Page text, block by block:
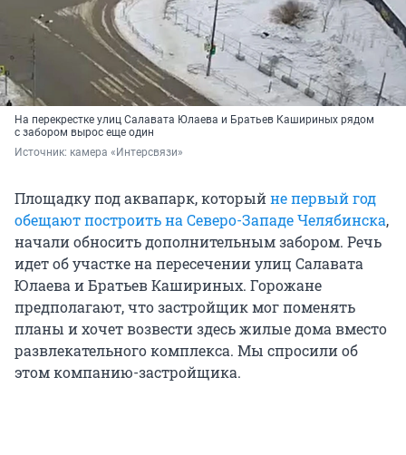
На перекрестке улиц Салавата Юлаева и Братьев Кашириных рядом
с забором вырос еще один
Источник: камера «Интерсвязи»
Площадку под аквапарк, которыйне первый год
обещают построить на Северо-Западе Челябинска,
начали обносить дополнительным забором. Речь
идет об участке на пересечении улиц Салавата
Юлаева и Братьев Кашириных. Горожане
предполагают, что застройщик мог поменять
планы и хочет возвести здесь жилые дома вместо
развлекательного комплекса. Мы спросили об
этом компанию-застройщика.